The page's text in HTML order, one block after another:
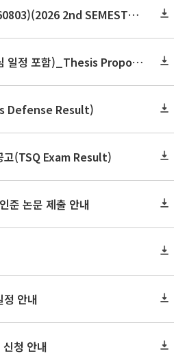
2026학년도 2학기 보건대학원 강의시간표(revised 260803)(2026 2nd SEMESTER SNU GSPH TIMETABLE)
2026학년도 2학기 논문작성계획서 제출 안내(박사 초심 일정 포함)_Thesis Proposal
Defense Result)
고(TSQ Exam Result)
준 논문 제출 안내
안내
청 안내